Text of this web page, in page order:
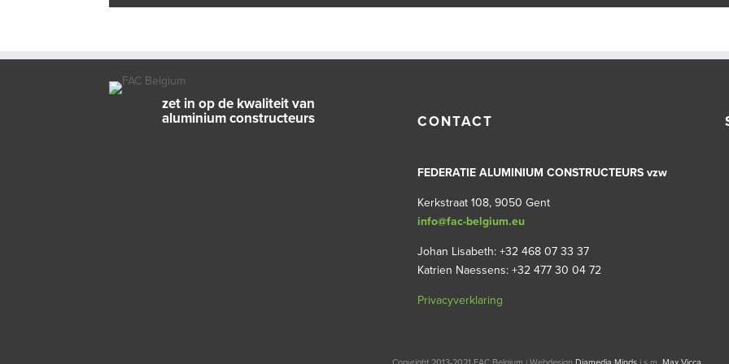
zet in op de kwaliteit van
aluminium constructeurs
CONTACT
FEDERATIE ALUMINIUM CONSTRUCTEURS vzw
Kerkstraat 108, 9050 Gent
info@fac-belgium.eu
Johan Lisabeth: +32 468 07 33 37
Katrien Naessens: +32 477 30 04 72
Privacyverklaring